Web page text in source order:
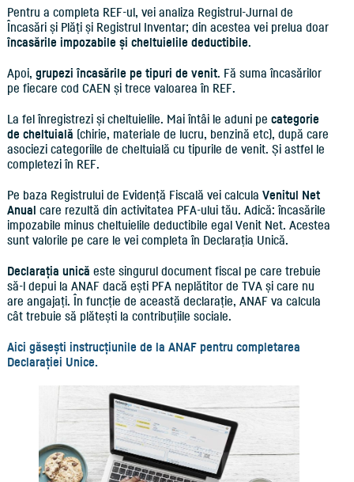
Pentru a completa REF-ul, vei analiza Registrul-Jurnal de
Încasări și Plăți și Registrul Inventar; din acestea vei prelua doar
încasările impozabile și cheltuielile deductibile.
Apoi, grupezi încasările pe tipuri de venit. Fă suma încasărilor
pe fiecare cod CAEN și trece valoarea în REF.
La fel înregistrezi și cheltuielile. Mai întâi le aduni pe categorie
de cheltuială (chirie, materiale de lucru, benzină etc), după care
asociezi categoriile de cheltuială cu tipurile de venit. Și astfel le
completezi în REF.
Pe baza Registrului de Evidență Fiscală vei calcula Venitul Net
Anual care rezultă din activitatea PFA-ului tău. Adică: încasările
impozabile minus cheltuielile deductibile egal Venit Net. Acestea
sunt valorile pe care le vei completa în Declarația Unică.
Declarația unică este singurul document fiscal pe care trebuie
să-l depui la ANAF dacă ești PFA neplătitor de TVA și care nu
are angajați. În funcție de această declarație, ANAF va calcula
cât trebuie să plătești la contribuțiile sociale.
Aici găsești instrucțiunile de la ANAF pentru completarea
Declarației Unice.